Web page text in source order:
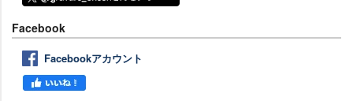
Facebook
Facebookアカウント